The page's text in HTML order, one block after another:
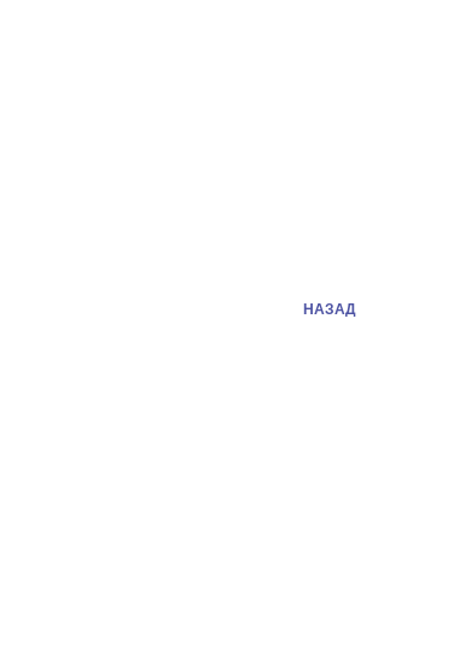
НАЗАД